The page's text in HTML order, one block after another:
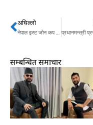
Prev
अघिल्लो
नेपाल इस्ट जोन कप क्रिकेटको फाइनलमा
सम्बन्धित समाचार